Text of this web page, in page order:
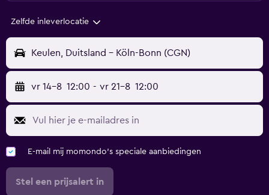
Zelfde inleverlocatie
Keulen, Duitsland - Köln-Bonn (CGN)
vr 14-8 12:00 - vr 21-8 12:00
E-mail mij momondo's speciale aanbiedingen
Stel een prijsalert in